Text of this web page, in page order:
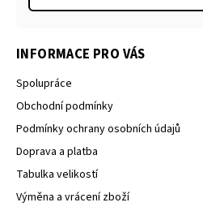
INFORMACE PRO VÁS
Spolupráce
Obchodní podmínky
Podmínky ochrany osobních údajů
Doprava a platba
Tabulka velikostí
Výměna a vrácení zboží